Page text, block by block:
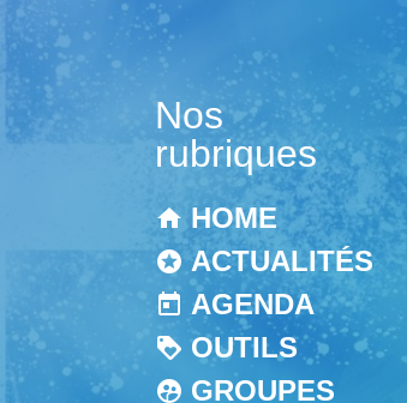
Nos
rubriques
HOME
ACTUALITÉS
AGENDA
OUTILS
GROUPES